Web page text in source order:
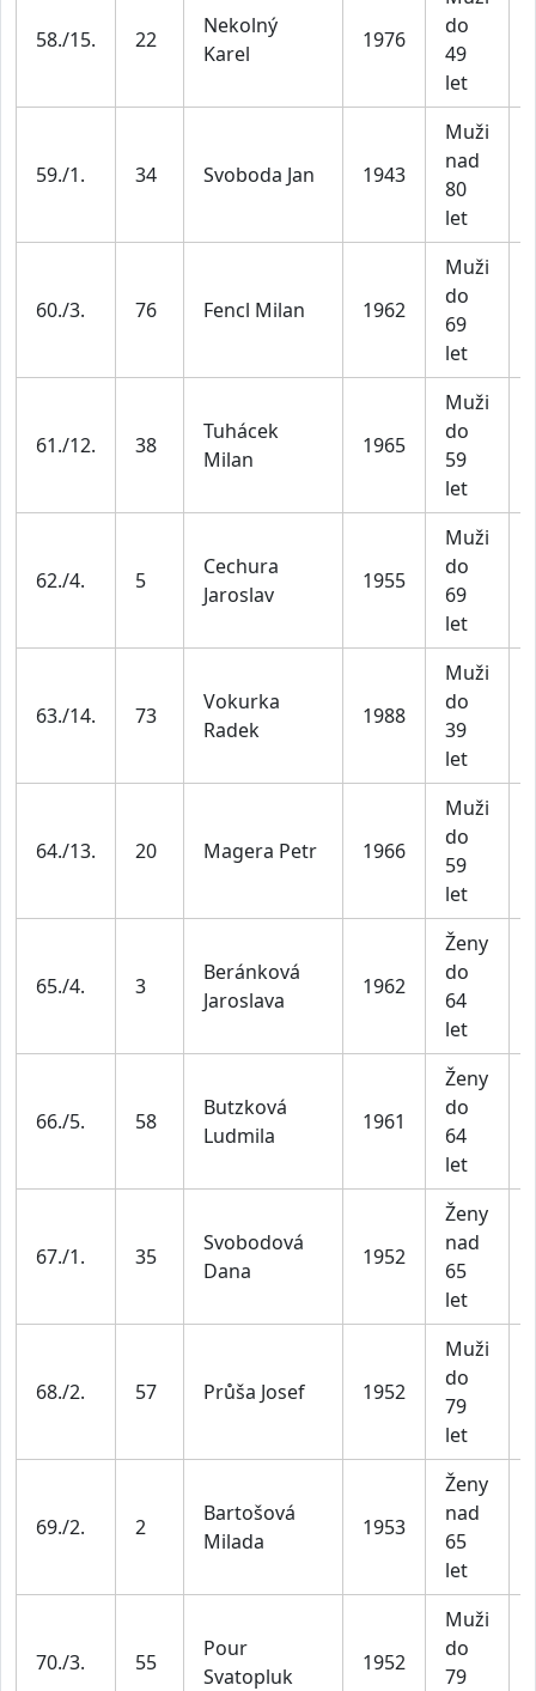
58./15. 22
Nekolný
Karel
1976
do
49
let
59./1. 34 Svoboda Jan 1943
Muži
nad
80
let
60./3. 76 Fencl Milan 1962
Muži
do
69
let
61./12. 38
Tuhácek
Milan
1965
Muži
do
59
let
62./4. 5
Cechura
Jaroslav
1955
Muži
do
69
let
63./14. 73
Vokurka
Radek
1988
Muži
do
39
let
64./13. 20 Magera Petr 1966
Muži
do
59
let
65./4. 3
Beránková
Jaroslava
1962
Ženy
do
64
let
66./5. 58
Butzková
Ludmila
1961
Ženy
do
64
let
67./1. 35
Svobodová
Dana
1952
Ženy
nad
65
let
68./2. 57 Průša Josef 1952
Muži
do
79
let
69./2. 2
Bartošová
Milada
1953
Ženy
nad
65
let
70./3. 55
Pour
Svatopluk
1952
Muži
do
79